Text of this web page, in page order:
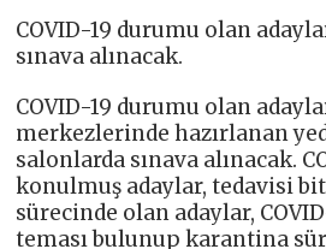
COVID-19 durumu olan
sınava alınacak.
COVID-19 durumu olan
merkezlerinde hazırlanan
salonlarda sınava alınacak.
konulmuş adaylar, tedavisi
sürecinde olan adaylar,
teması bulunup karantina